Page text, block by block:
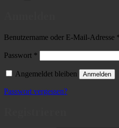
Benutzername oder E-Mail-Adresse
Passwort *
Angemeldet bleiben Anmelden
Passwort vergessen?